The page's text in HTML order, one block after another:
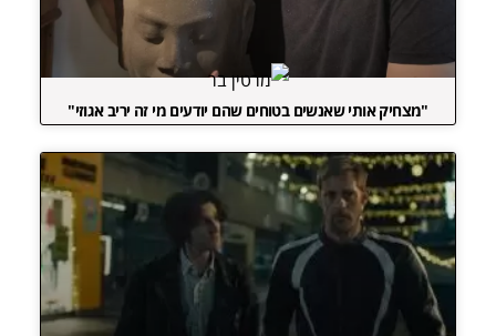
"מצחיק אותי שאנשים בטוחים שהם יודעים מי זה יריב אגוזי"